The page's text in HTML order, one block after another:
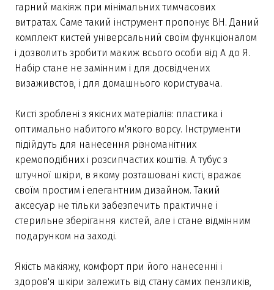
гарний макіяж при мінімальних тимчасових
витратах. Саме такий інструмент пропонує BH. Даний
комплект кистей універсальний своїм функціоналом
і дозволить зробити макиж всього особи від А до Я.
Набір стане не замінним і для досвідчених
визаживстов, і для домашнього користувача.
Кисті зроблені з якісних матеріалів: пластика і
оптимально набитого м'якого ворсу. Інструменти
підійдуть для нанесення різноманітних
кремоподібних і розсипчастих коштів. А тубус з
штучної шкіри, в якому розташовані кисті, вражає
своїм простим і елегантним дизайном. Такий
аксесуар не тільки забезпечить практичне і
стерильне зберігання кистей, але і стане відмінним
подарунком на заході.
Якість макіяжу, комфорт при його нанесенні і
здоров'я шкіри залежить від стану самих пензликів,